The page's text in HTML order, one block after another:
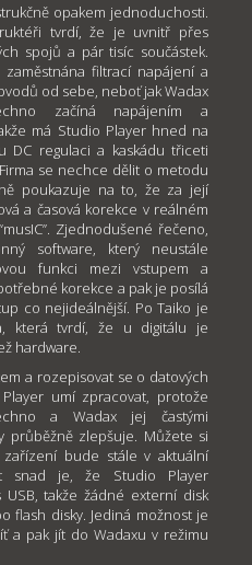
opakem jednoduchosti.
tvrdí, že je uvnitř přes
spojů a pár tisíc součástek.
zaměstnána filtrací napájení a
od sebe, neboť jak Wadax
začíná napájením a
má Studio Player hned na
DC regulaci a kaskádu třiceti
se nechce dělit o metodu
poukazuje na to, že za její
a časová korekce v reálném
Zjednodušené řečeno,
software, který neustále
funkci mezi vstupem a
korekce a pak je posílá
co nejideálnější. Po Taiko je
která tvrdí, že u digitálu je
hardware.
a rozepisovat se o datových
umí zpracovat, protože
a Wadax jej častými
průběžně zlepšuje. Můžete si
bude stále v aktuální
snad je, že Studio Player
takže žádné externí disk
flash disky. Jediná možnost je
a pak jít do Wadaxu v režimu